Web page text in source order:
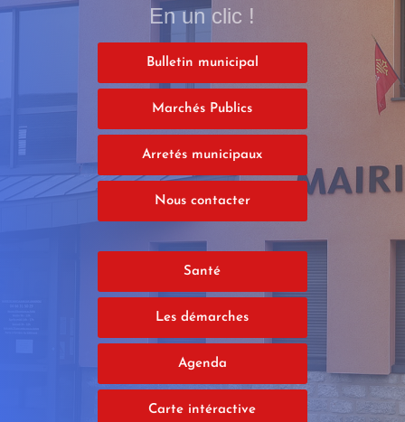
En un clic !
Bulletin municipal
Marchés Publics
Arretés municipaux
Nous contacter
Santé
Les démarches
Agenda
Carte intéractive